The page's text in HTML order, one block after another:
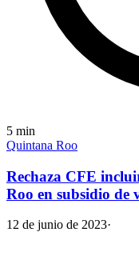
5 min
Quintana Roo
Rechaza CFE
Roo en subsidio de
12 de junio de 2023·